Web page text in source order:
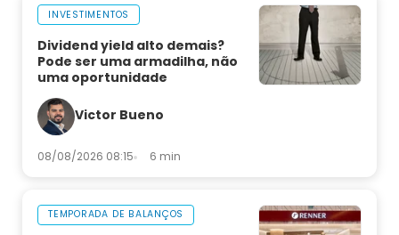
INVESTIMENTOS
Dividend yield alto demais?
Pode ser uma armadilha, não
uma oportunidade
Victor Bueno
08/08/2026 08:15 6 min
TEMPORADA DE BALANÇOS